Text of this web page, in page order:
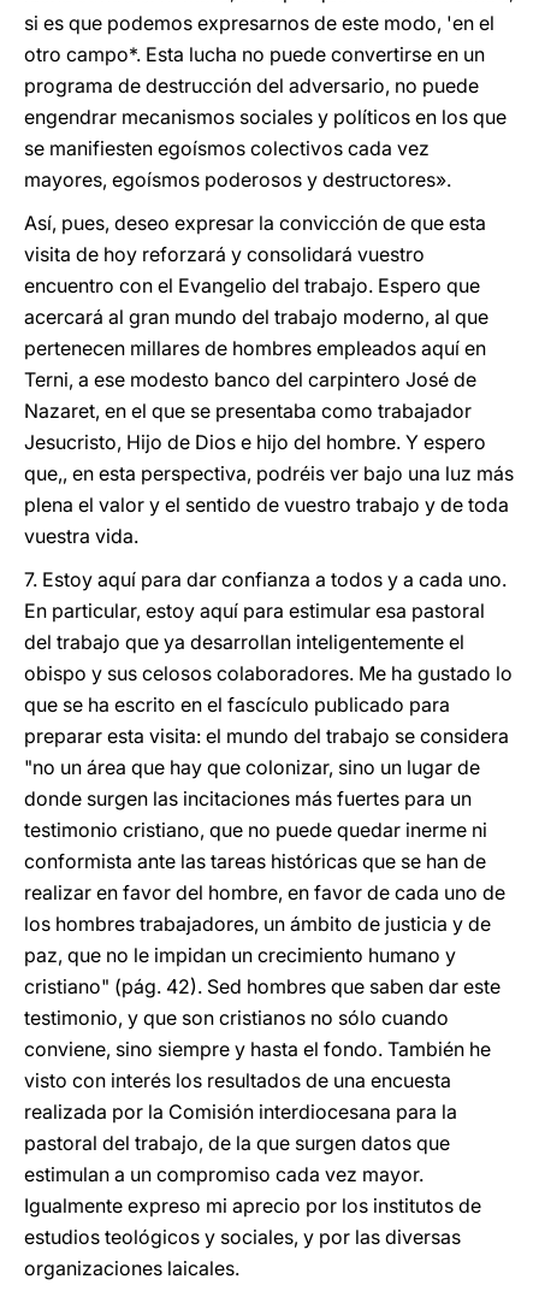
si es que podemos expresarnos de este modo, 'en el
otro campo*. Esta lucha no puede convertirse en un
programa de destrucción del adversario, no puede
engendrar mecanismos sociales y políticos en los que
se manifiesten egoísmos colectivos cada vez
mayores, egoísmos poderosos y destructores».
Así, pues, deseo expresar la convicción de que esta
visita de hoy reforzará y consolidará vuestro
encuentro con el Evangelio del trabajo. Espero que
acercará al gran mundo del trabajo moderno, al que
pertenecen millares de hombres empleados aquí en
Terni, a ese modesto banco del carpintero José de
Nazaret, en el que se presentaba como trabajador
Jesucristo, Hijo de Dios e hijo del hombre. Y espero
que,, en esta perspectiva, podréis ver bajo una luz más
plena el valor y el sentido de vuestro trabajo y de toda
vuestra vida.
7. Estoy aquí para dar confianza a todos y a cada uno.
En particular, estoy aquí para estimular esa pastoral
del trabajo que ya desarrollan inteligentemente el
obispo y sus celosos colaboradores. Me ha gustado lo
que se ha escrito en el fascículo publicado para
preparar esta visita: el mundo del trabajo se considera
"no un área que hay que colonizar, sino un lugar de
donde surgen las incitaciones más fuertes para un
testimonio cristiano, que no puede quedar inerme ni
conformista ante las tareas históricas que se han de
realizar en favor del hombre, en favor de cada uno de
los hombres trabajadores, un ámbito de justicia y de
paz, que no le impidan un crecimiento humano y
cristiano" (pág. 42). Sed hombres que saben dar este
testimonio, y que son cristianos no sólo cuando
conviene, sino siempre y hasta el fondo. También he
visto con interés los resultados de una encuesta
realizada por la Comisión interdiocesana para la
pastoral del trabajo, de la que surgen datos que
estimulan a un compromiso cada vez mayor.
Igualmente expreso mi aprecio por los institutos de
estudios teológicos y sociales, y por las diversas
organizaciones laicales.